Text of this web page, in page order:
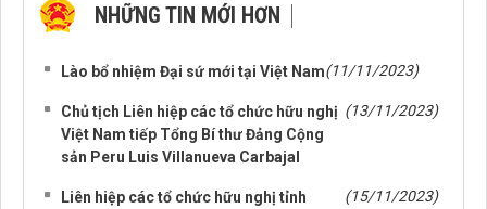
NHỮNG TIN MỚI HƠN
Lào bổ nhiệm Đại sứ mới tại Việt Nam(11/11/2023)
Chủ tịch Liên hiệp các tổ chức hữu nghị
Việt Nam tiếp Tổng Bí thư Đảng Cộng
sản Peru Luis Villanueva Carbajal
(13/11/2023)
Liên hiệp các tổ chức hữu nghị tỉnh
(15/11/2023)